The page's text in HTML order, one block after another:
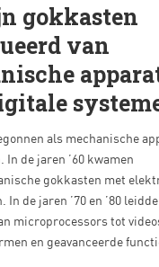
gokkasten
van
als mechanische
In de jaren ’60 kwamen
gokkasten met
In de jaren ’70 en ’80
microprocessors tot
en geavanceerde